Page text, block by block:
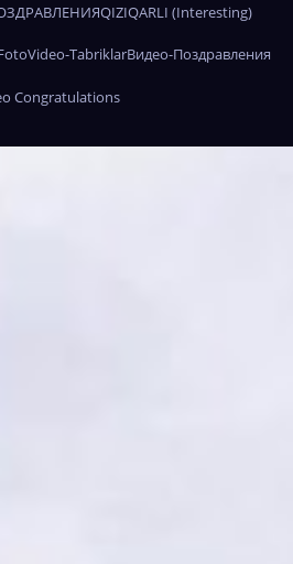
QIZIQARLI (Interesting)
Video-TabriklarВидео-Поздравления
Congratulations